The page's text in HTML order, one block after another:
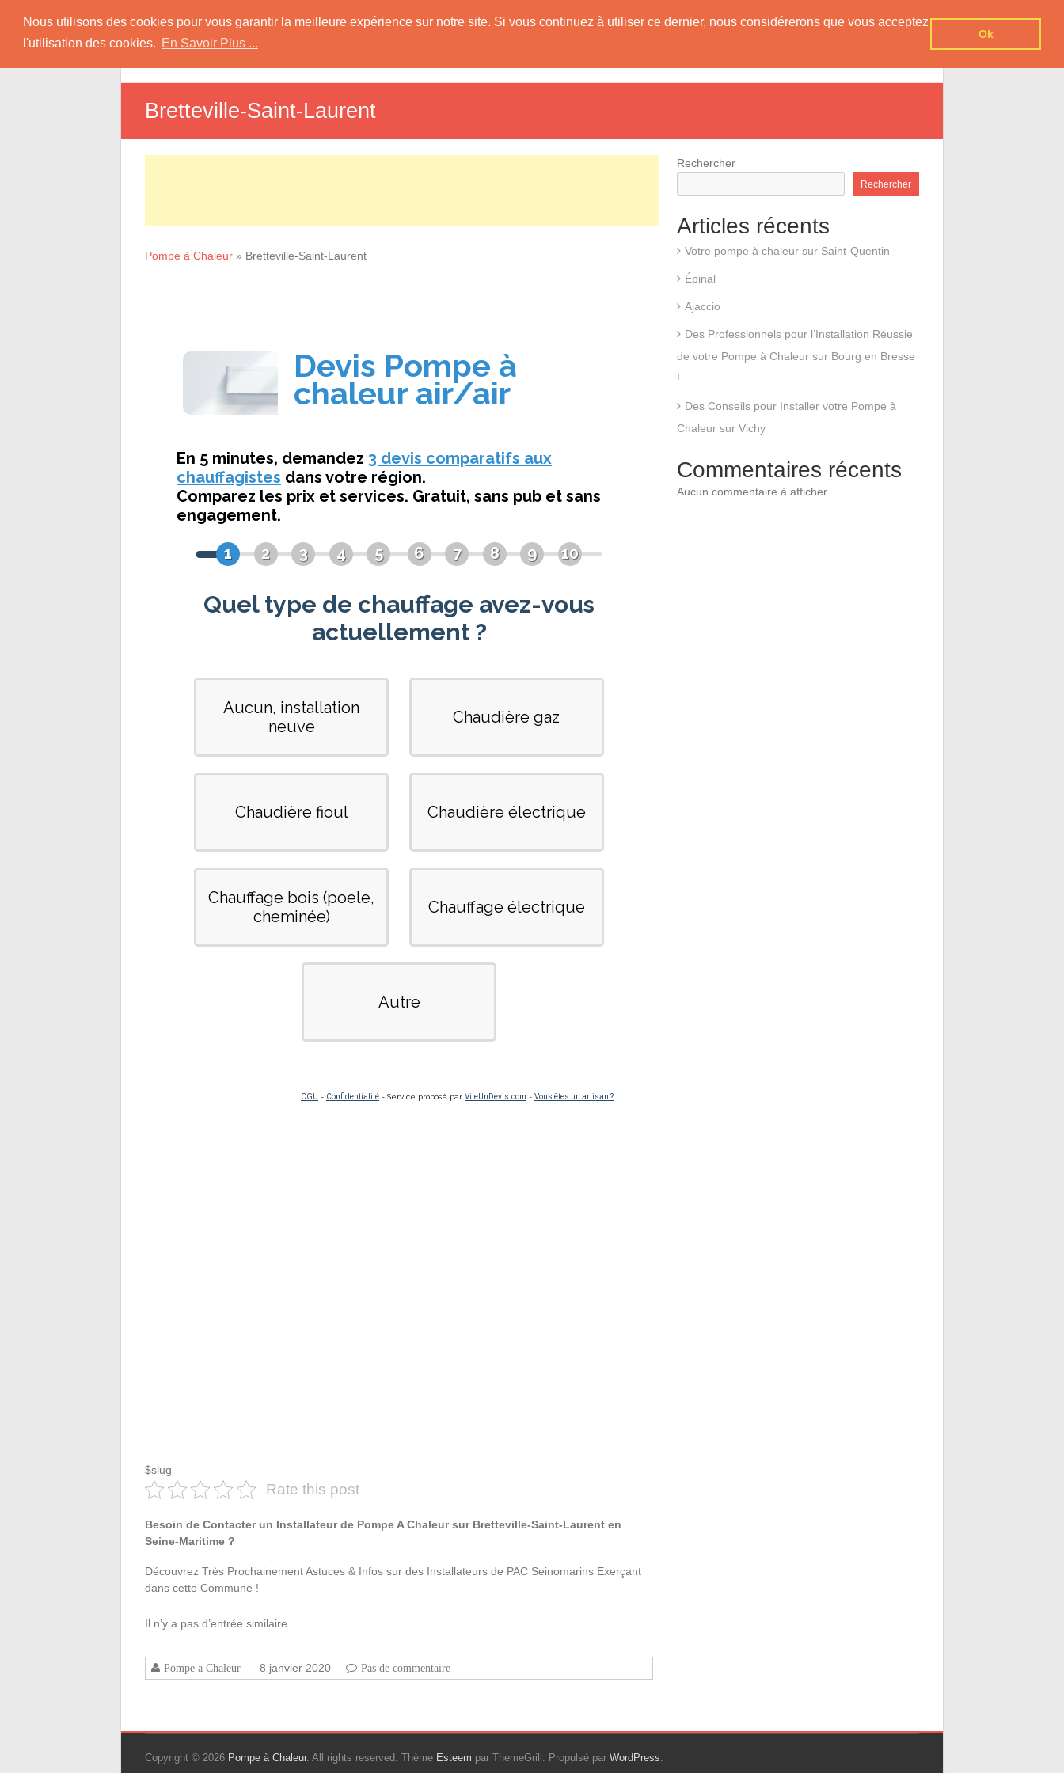
Nous utilisons des cookies pour vous garantir la meilleure expérience sur notre site. Si vous continuez à utiliser ce dernier, nous considérerons que vous acceptez
l'utilisation des cookies. En Savoir Plus ...
Ok
content
Pompe à Chaleur
Informations sur les Pompes à Chaleur
Bretteville-Saint-Laurent
Pompe à Chaleur » Bretteville-Saint-Laurent
$slug
Rate this post
Besoin de Contacter un Installateur de Pompe A Chaleur sur Bretteville-Saint-Laurent en
Seine-Maritime ?
Découvrez Très Prochainement Astuces & Infos sur des Installateurs de PAC Seinomarins Exerçant
dans cette Commune !
Il n’y a pas d’entrée similaire.
Pompe a Chaleur 8 janvier 2020 Pas de commentaire
Rechercher
Rechercher
Articles récents
Votre pompe à chaleur sur Saint-Quentin
Épinal
Ajaccio
Des Professionnels pour l’Installation Réussie
de votre Pompe à Chaleur sur Bourg en Bresse
!
Des Conseils pour Installer votre Pompe à
Chaleur sur Vichy
Commentaires récents
Aucun commentaire à afficher.
Copyright © 2026 Pompe à Chaleur. All rights reserved. Thème Esteem par ThemeGrill. Propulsé par WordPress.